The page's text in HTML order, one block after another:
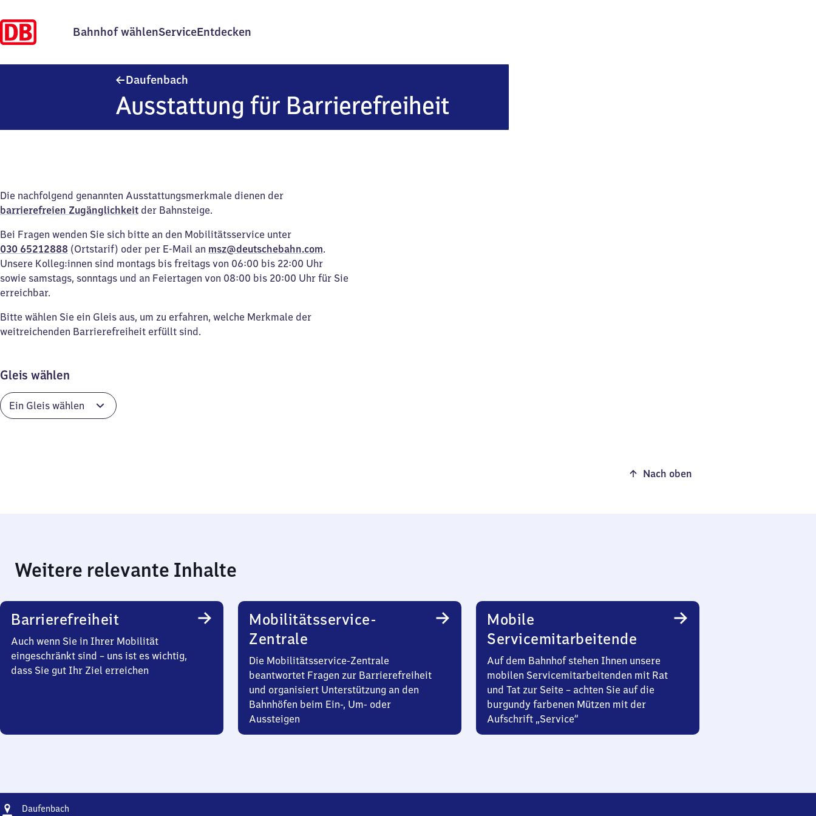
Bahnhof wählenServiceEntdecken
Daufenbach
Ausstattung für Barrierefreiheit
Die nachfolgend genannten Ausstattungsmerkmale dienen der
barrierefreien Zugänglichkeit der Bahnsteige.
Bei Fragen wenden Sie sich bitte an den Mobilitätsservice unter
030 65212888 (Ortstarif) oder per E-Mail an msz@deutschebahn.com.
Unsere Kolleg:innen sind montags bis freitags von 06:00 bis 22:00 Uhr
sowie samstags, sonntags und an Feiertagen von 08:00 bis 20:00 Uhr für Sie
erreichbar.
Bitte wählen Sie ein Gleis aus, um zu erfahren, welche Merkmale der
weitreichenden Barrierefreiheit erfüllt sind.
Gleis wählen
Nach oben
Weitere relevante Inhalte
Barrierefreiheit
Auch wenn Sie in Ihrer Mobilität
eingeschränkt sind – uns ist es wichtig,
dass Sie gut Ihr Ziel erreichen
Mobilitätsservice-
Zentrale
Die Mobilitätsservice-Zentrale
beantwortet Fragen zur Barrierefreiheit
und organisiert Unterstützung an den
Bahnhöfen beim Ein-, Um- oder
Aussteigen
Mobile
Servicemitarbeitende
Auf dem Bahnhof stehen Ihnen unsere
mobilen Servicemitarbeitenden mit Rat
und Tat zur Seite – achten Sie auf die
burgundy farbenen Mützen mit der
Aufschrift „Service“
Adresse
Daufenbach